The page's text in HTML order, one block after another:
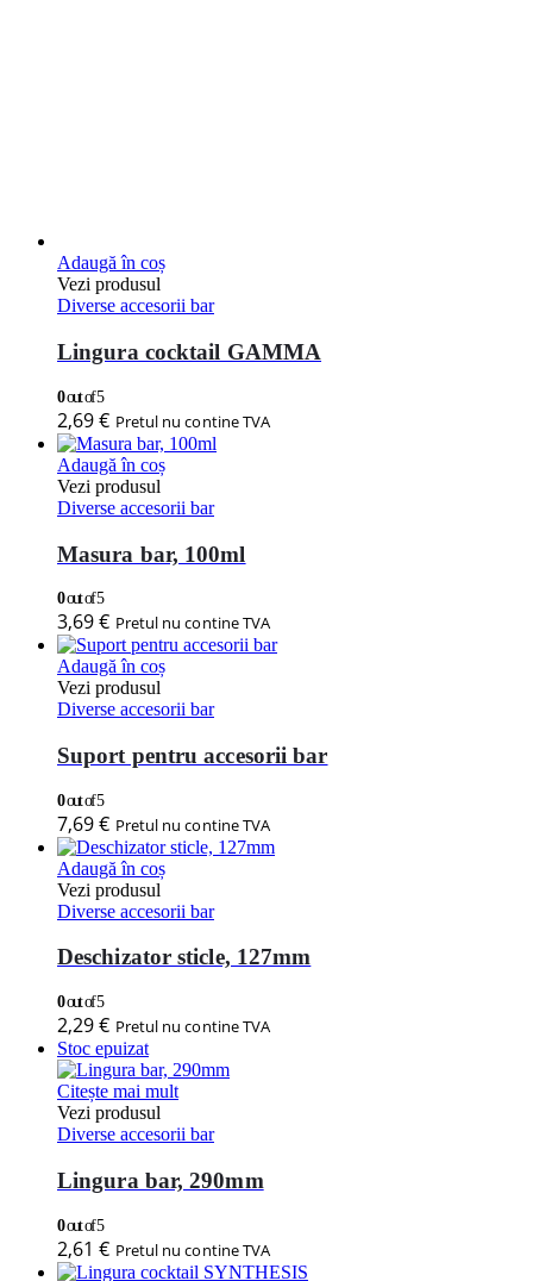
Adaugă în coș
Vezi produsul
Diverse accesorii bar
Lingura cocktail GAMMA
0out of 5
2,69€ Pretul nu contine TVA
Adaugă în coș
Vezi produsul
Diverse accesorii bar
Masura bar, 100ml
0out of 5
3,69€ Pretul nu contine TVA
Adaugă în coș
Vezi produsul
Diverse accesorii bar
Suport pentru accesorii bar
0out of 5
7,69€ Pretul nu contine TVA
Adaugă în coș
Vezi produsul
Diverse accesorii bar
Deschizator sticle, 127mm
0out of 5
2,29€ Pretul nu contine TVA
Stoc epuizat
Citește mai mult
Vezi produsul
Diverse accesorii bar
Lingura bar, 290mm
0out of 5
2,61€ Pretul nu contine TVA